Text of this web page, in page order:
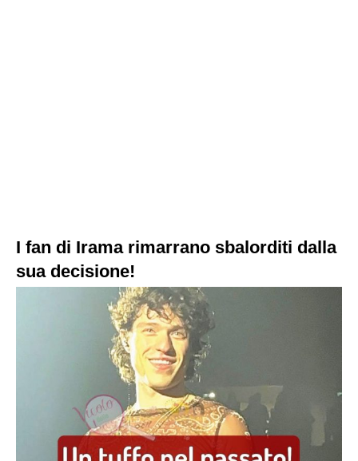
I fan di Irama rimarrano sbalorditi dalla
sua decisione!